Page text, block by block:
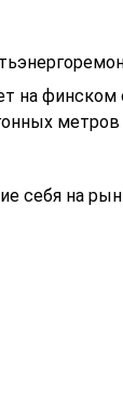
на
метров
себя на